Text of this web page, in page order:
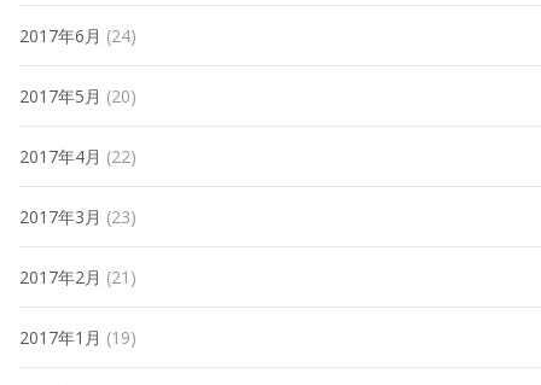
2017年6月 (24)
2017年5月 (20)
2017年4月 (22)
2017年3月 (23)
2017年2月 (21)
2017年1月 (19)